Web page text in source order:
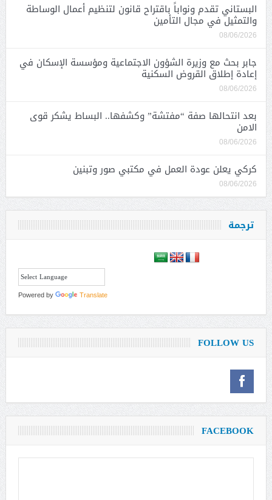
البستاني تقدم ونواباً باقتراح قانون لتنظيم أعمال الوساطة
والتمثيل في مجال التأمين
08/06/2026
جابر بحث مع وزيرة الشؤون الاجتماعية ومؤسسة الإسكان في
إعادة إطلاق القروض السكنية
08/06/2026
بعد انتحالها صفة “مفتشة” وكشفها.. البساط يشكر قوى
الامن
08/06/2026
كركي يعلن عودة العمل في مكتبي صور وتبنين
08/06/2026
ترجمة
Powered by Translate
FOLLOW US
FACEBOOK